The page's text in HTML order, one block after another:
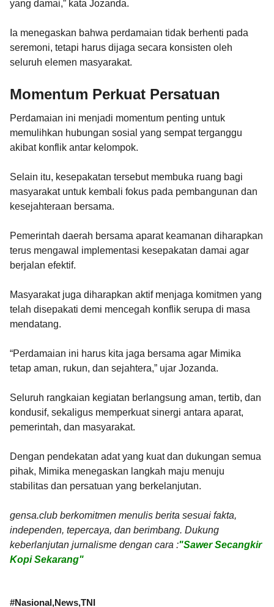
yang damai,” kata Jozanda.
Ia menegaskan bahwa perdamaian tidak berhenti pada
seremoni, tetapi harus dijaga secara konsisten oleh
seluruh elemen masyarakat.
Momentum Perkuat Persatuan
Perdamaian ini menjadi momentum penting untuk
memulihkan hubungan sosial yang sempat terganggu
akibat konflik antar kelompok.
Selain itu, kesepakatan tersebut membuka ruang bagi
masyarakat untuk kembali fokus pada pembangunan dan
kesejahteraan bersama.
Pemerintah daerah bersama aparat keamanan diharapkan
terus mengawal implementasi kesepakatan damai agar
berjalan efektif.
Masyarakat juga diharapkan aktif menjaga komitmen yang
telah disepakati demi mencegah konflik serupa di masa
mendatang.
“Perdamaian ini harus kita jaga bersama agar Mimika
tetap aman, rukun, dan sejahtera,” ujar Jozanda.
Seluruh rangkaian kegiatan berlangsung aman, tertib, dan
kondusif, sekaligus memperkuat sinergi antara aparat,
pemerintah, dan masyarakat.
Dengan pendekatan adat yang kuat dan dukungan semua
pihak, Mimika menegaskan langkah maju menuju
stabilitas dan persatuan yang berkelanjutan.
gensa.club berkomitmen menulis berita sesuai fakta,
independen, tepercaya, dan berimbang. Dukung
keberlanjutan jurnalisme dengan cara :"Sawer Secangkir
Kopi Sekarang"
#Nasional News TNI